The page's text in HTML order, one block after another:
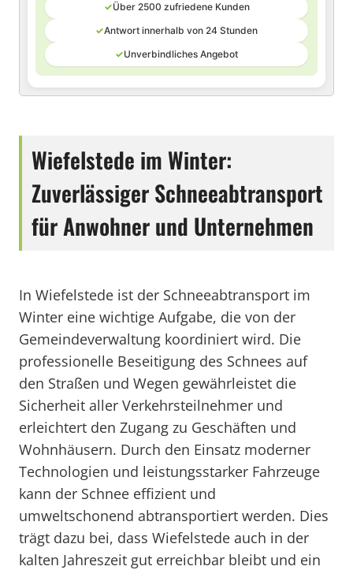
✓Über 2500 zufriedene Kunden
✓Antwort innerhalb von 24 Stunden
✓Unverbindliches Angebot
Wiefelstede im Winter:
Zuverlässiger Schneeabtransport
für Anwohner und Unternehmen
In Wiefelstede ist der Schneeabtransport im
Winter eine wichtige Aufgabe, die von der
Gemeindeverwaltung koordiniert wird. Die
professionelle Beseitigung des Schnees auf
den Straßen und Wegen gewährleistet die
Sicherheit aller Verkehrsteilnehmer und
erleichtert den Zugang zu Geschäften und
Wohnhäusern. Durch den Einsatz moderner
Technologien und leistungsstarker Fahrzeuge
kann der Schnee effizient und
umweltschonend abtransportiert werden. Dies
trägt dazu bei, dass Wiefelstede auch in der
kalten Jahreszeit gut erreichbar bleibt und ein